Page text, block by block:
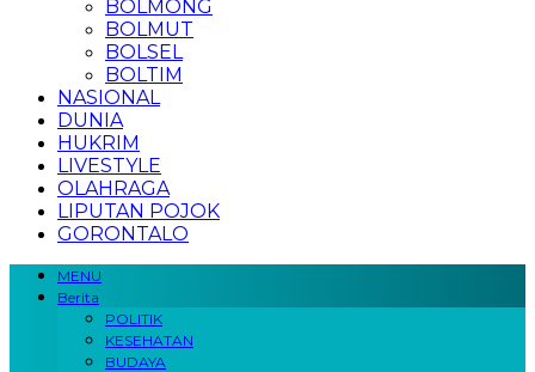
BOLMONG
BOLMUT
BOLSEL
BOLTIM
NASIONAL
DUNIA
HUKRIM
LIVESTYLE
OLAHRAGA
LIPUTAN POJOK
GORONTALO
MENU
Berita
POLITIK
KESEHATAN
BUDAYA